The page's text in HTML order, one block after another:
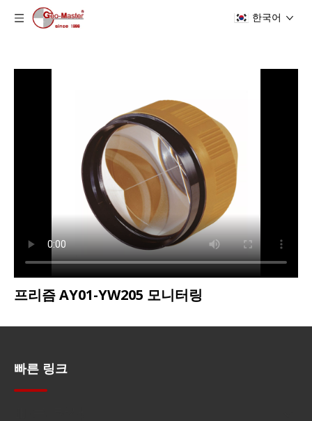
한국어
프리즘 AY01-YW205 모니터링
빠른 링크